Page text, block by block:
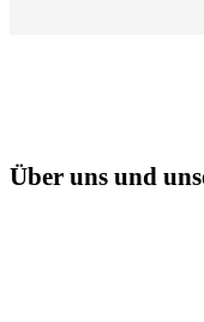
Über uns und